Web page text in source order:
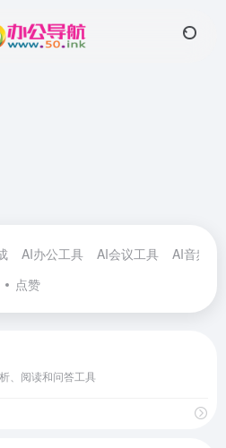
AI办公工具 AI会议工具
AI音频工
点赞
、阅读和问答工具